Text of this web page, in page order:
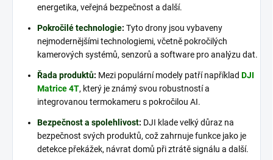
energetika, veřejná bezpečnost a další.
Pokročilé technologie: Tyto drony jsou vybaveny
nejmodernějšími technologiemi, včetně pokročilých
kamerových systémů, senzorů a software pro analýzu dat.
Řada produktů: Mezi populární modely patří například DJI
Matrice 4T, který je známý svou robustností a
integrovanou termokameru s pokročilou AI.
Bezpečnost a spolehlivost: DJI klade velký důraz na
bezpečnost svých produktů, což zahrnuje funkce jako je
detekce překážek, návrat domů při ztrátě signálu a další.